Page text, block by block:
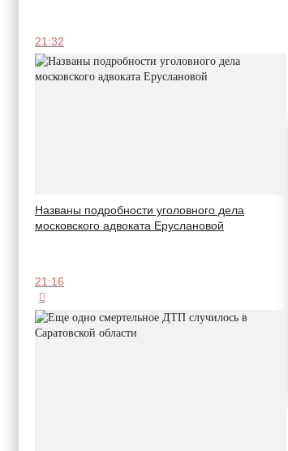
21:32
Названы подробности уголовного дела
московского адвоката Еруслановой
21:16